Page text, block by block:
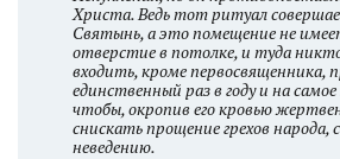
Христа. Ведь тот ритуал
Святынь, а это помещение не
отверстие в потолке, и туда
входить, кроме первосвященника,
единственный раз в году и на
чтобы, окропив его кровью
снискать прощение грехов народа,
неведению.